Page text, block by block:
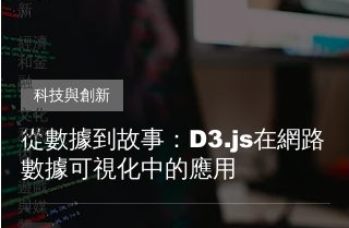
新
經濟
和金
融
文化
和藝
術
遊戲
與媒
從數據到故事：D3.js在網路
數據可視化中的應用
科技與創新